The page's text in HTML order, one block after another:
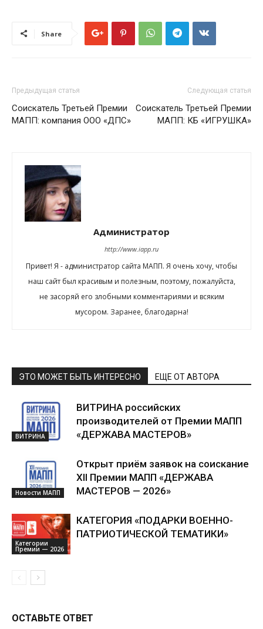
Share
Предыдущая статья
Соискатель Третьей Премии
МАПП: компания ООО «ДПС»
Следующая статья
Соискатель Третьей Премии
МАПП: КБ «ИГРУШКА»
Администратор
http://www.iapp.ru
Привет! Я - администратор сайта МАПП. Я очень хочу, чтобы
наш сайт был красивым и полезным, поэтому, пожалуйста,
не засоряй его злобными комментариями и всяким
мусором. Заранее, благодарна!
ЭТО МОЖЕТ БЫТЬ ИНТЕРЕСНО ЕЩЕ ОТ АВТОРА
ВИТРИНА
ВИТРИНА российских
производителей от Премии МАПП
«ДЕРЖАВА МАСТЕРОВ»
Новости МАПП
Открыт приём заявок на соискание
XII Премии МАПП «ДЕРЖАВА
МАСТЕРОВ — 2026»
Категории
Премии — 2026
КАТЕГОРИЯ «ПОДАРКИ ВОЕННО-
ПАТРИОТИЧЕСКОЙ ТЕМАТИКИ»
ОСТАВЬТЕ ОТВЕТ